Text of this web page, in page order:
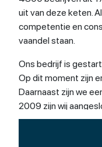
uit van deze keten.
competentie en
vaandel staan.
Ons bedrijf is
Op dit moment zijn
Daarnaast zijn we
2009 zijn wij
de gewenste
beweging en altijd